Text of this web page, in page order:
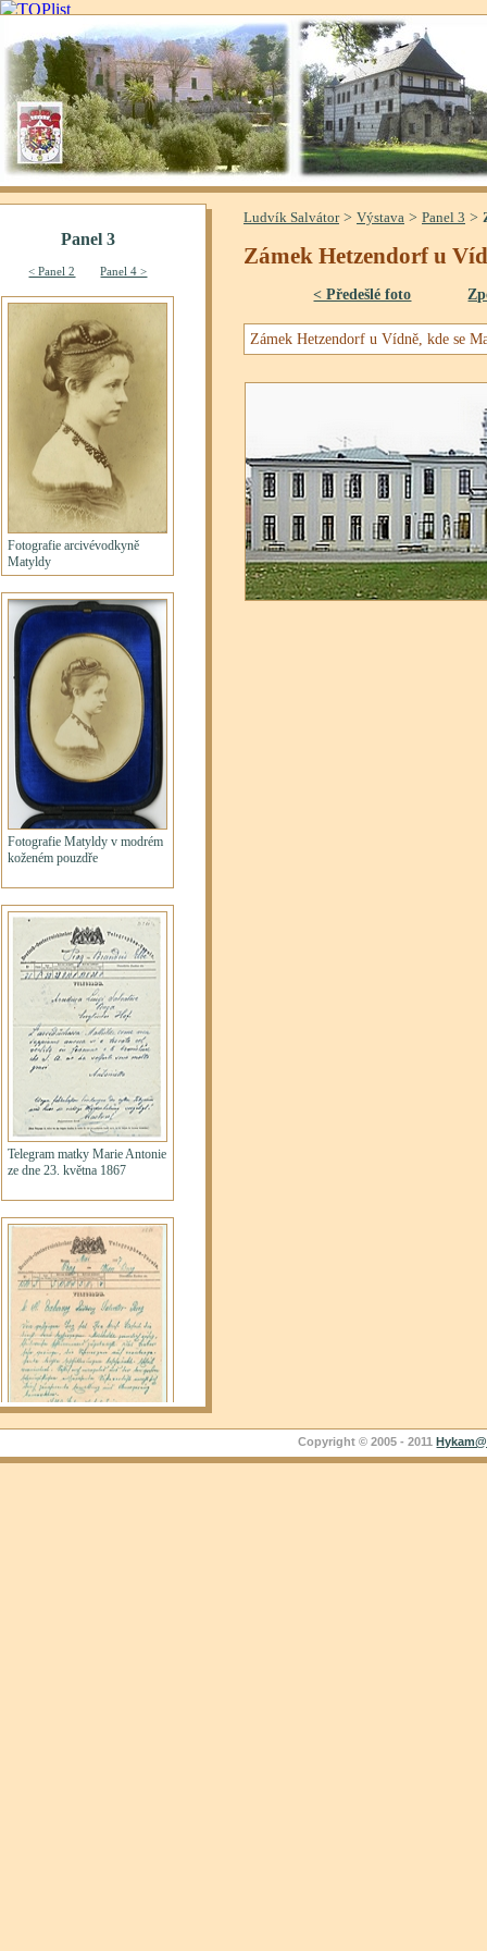
Ludvík Salvátor> Výstava > Panel 3 >
Zámek Hetzendorf u
< Předešlé foto
Zámek Hetzendorf u Vídně, kde se
Copyright © 2005 - 2011